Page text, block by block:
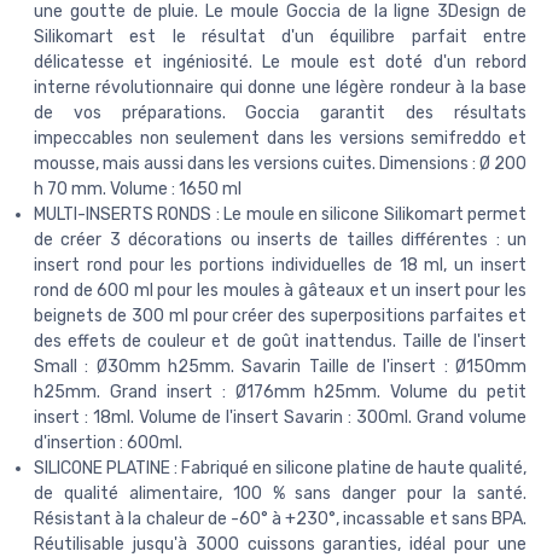
une goutte de pluie. Le moule Goccia de la ligne 3Design de
Silikomart est le résultat d'un équilibre parfait entre
délicatesse et ingéniosité. Le moule est doté d'un rebord
interne révolutionnaire qui donne une légère rondeur à la base
de vos préparations. Goccia garantit des résultats
impeccables non seulement dans les versions semifreddo et
mousse, mais aussi dans les versions cuites. Dimensions : Ø 200
h 70 mm. Volume : 1650 ml
MULTI-INSERTS RONDS : Le moule en silicone Silikomart permet
de créer 3 décorations ou inserts de tailles différentes : un
insert rond pour les portions individuelles de 18 ml, un insert
rond de 600 ml pour les moules à gâteaux et un insert pour les
beignets de 300 ml pour créer des superpositions parfaites et
des effets de couleur et de goût inattendus. Taille de l'insert
Small : Ø30mm h25mm. Savarin Taille de l'insert : Ø150mm
h25mm. Grand insert : Ø176mm h25mm. Volume du petit
insert : 18ml. Volume de l'insert Savarin : 300ml. Grand volume
d'insertion : 600ml.
SILICONE PLATINE : Fabriqué en silicone platine de haute qualité,
de qualité alimentaire, 100 % sans danger pour la santé.
Résistant à la chaleur de -60° à +230°, incassable et sans BPA.
Réutilisable jusqu'à 3000 cuissons garanties, idéal pour une